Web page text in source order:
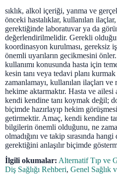
sıklık, alkol içeriği, yanma ve
önceki hastalıklar, kullanılan
gerektiğinde laboratuvar ya da
değerlendirilmelidir. Gerekli
koordinasyon kurulması, gereksiz
önemli uyarıların gecikmesini önler.
kullanımı konusunda hasta için
kesin tanı veya tedavi planı
zamanlamayı, kullanılan ilaçları
hekime aktarmaktır. Hasta ve ailesi
kendi kendine tanı koymak değil;
biçimde hazırlayıp hekim
getirmektir. Amaç, kendi kendine
bilgilerin önemli olduğunu, ne
olmadığını ve takip sırasında
gerektiğini anlaşılır biçimde
İlgili okumalar: Alternatif Tıp ve
Diş Sağlığı Rehberi, Genel Sağlık